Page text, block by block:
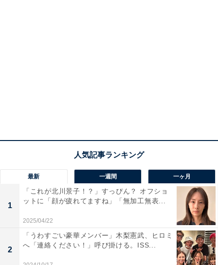
最新 一週間 一ヶ月
1
「これが北川景子！？」すっぴん？ オフショ
ットに「顔が疲れてますね」「無加工無表...
2025/04/22
2
「うわすごい豪華メンバー」木梨憲武、ヒロミ
へ「連絡ください！」呼び掛ける。ISS...